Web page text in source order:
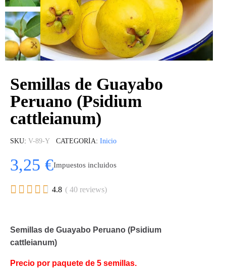
Semillas de Guayabo
Peruano (Psidium
cattleianum)
SKU V-89-Y CATEGORÍA Inicio
3,25 €Impuestos incluidos
     4.8 ( 40 reviews)
Semillas de Guayabo Peruano (Psidium
cattleianum)
Precio por paquete de 5 semillas.